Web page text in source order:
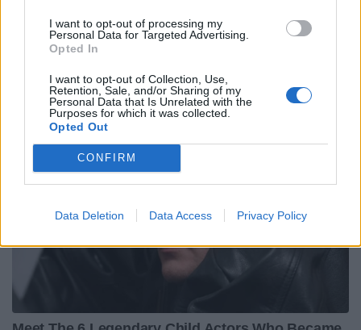
I want to opt-out of processing my
Personal Data for Targeted Advertising.
Opted In
I want to opt-out of Collection, Use,
Retention, Sale, and/or Sharing of my
Personal Data that Is Unrelated with the
Purposes for which it was collected.
Opted Out
CONFIRM
Data Deletion Data Access Privacy Policy